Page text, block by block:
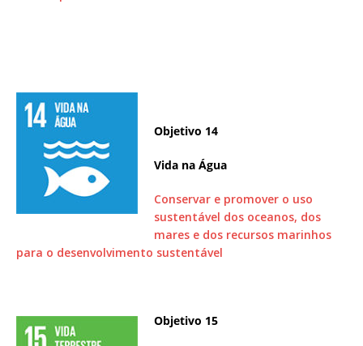
Objetivo 14
Vida na Água
Conservar e promover o uso
sustentável dos oceanos, dos
mares e dos recursos marinhos
para o desenvolvimento sustentável
Objetivo 15